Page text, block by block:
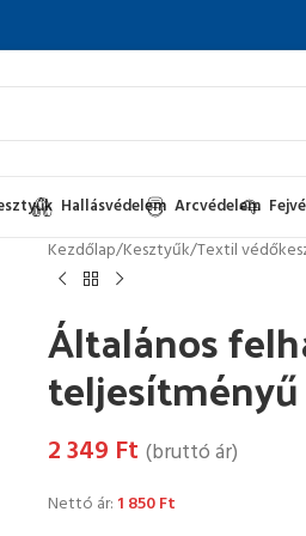
Hallásvédelem Arcvédelem
Kezdőlap/Kesztyűk/Textil
Általános
2 349 Ft (bruttó ár)
Nettó ár: 1 850Ft